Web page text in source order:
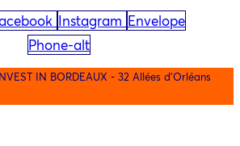
Instagram Envelope
Phone-alt
IN BORDEAUX - 32 Allées d'Orléans